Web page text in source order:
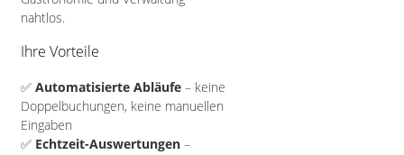
nahtlos.
Ihre Vorteile
✅ Automatisierte Abläufe – keine
Doppelbuchungen, keine manuellen
Eingaben
✅ Echtzeit-Auswertungen –